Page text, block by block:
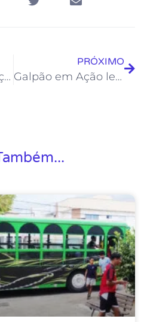
Rio das Ostras lança projeto que valoriza a gastronomia artesanal
PRÓXIMO
Galpão em Ação leva oficinas de arte para Costazul